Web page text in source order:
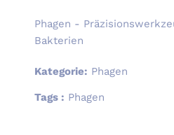
Phagen -
Bakterien
Kategorie: Phagen
Tags : Phagen